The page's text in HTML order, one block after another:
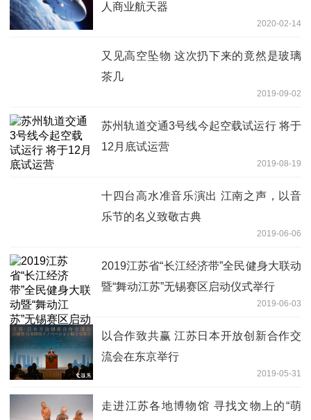
人商业航天器
2020-02-14
又见高空坠物 这次扔下来的竟然是玻璃
茶几
2019-09-02
苏州轨道交通3号线今起空载试运行 将于
12月底试运营
2019-08-19
十四台高水准音乐演出 江南之声，以音
乐节的名义致敬古典
2019-06-06
2019江苏省“长江经济带”全民健身大联动
暨“舞动江苏”无锡赛区启动仪式举行
2019-06-03
以合作致共赢 江苏日本开放创新合作交
流会在东京举行
2019-05-31
走进江苏各地博物馆 寻找文物上的“萌